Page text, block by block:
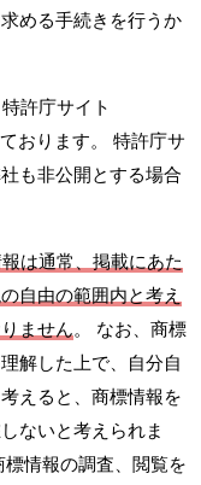
める手続きを行うか
許庁サイト
おります。 特許庁サ
も非公開とする場合
は通常、掲載にあた
自由の範囲内と考え
ません。 なお、商標
解した上で、自分自
えると、商標情報を
ないと考えられま
情報の調査、閲覧を